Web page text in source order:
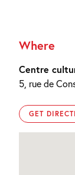
Where
Centre
5, rue de
GET